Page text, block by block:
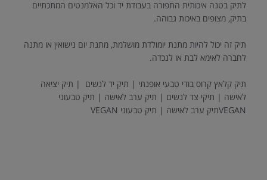
לתיק בטנה איכותית התפורה בעבודת יד וכל האלמנטים המתכתיים
בתיק, מצופים באיכות גבוהה.
תיק זה יכול להיות מתנת יומולדת מושלמת, מתנת יום נישואין או מתנה
לחברה לאימא לבת או לנכדה.
תיק קלאץ קרוס בודי טבעי אופנתי | תיק יד לנשים | תיק יציאה
לאישה | תיקי צד לנשים | תיק ערב לאישה | תיק טבעוני
VEGANתיק ערב לאישה | תיק טבעוני VEGAN